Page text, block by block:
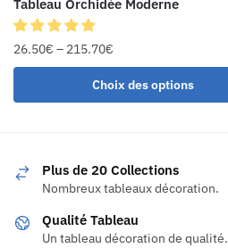
Tableau Orchidée Moderne
26.50€ – 215.70€
Choix des options
Plus de 20 Collections
Nombreux tableaux décoration.
Qualité Tableau
Un tableau décoration de qualité.